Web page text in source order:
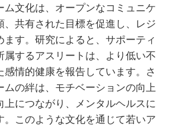
ム文化は、オープンなコミュニケ
、共有された目標を促進し、レジ
ます。研究によると、サポーティ
属するアスリートは、より低い不
感情的健康を報告しています。さ
ムの絆は、モチベーションの向上
上につながり、メンタルヘルスに
。このような文化を通じて若いア